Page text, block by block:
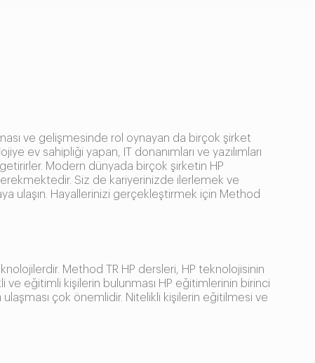
ve gelişmesinde rol oynayan da birçok şirket
ev sahipliği yapan, IT donanımları ve yazılımları
Modern dünyada birçok şirketin HP
Siz de kariyerinizde ilerlemek ve
ulaşın. Hayallerinizi gerçekleştirmek için Method
Method TR HP dersleri, HP teknolojisinin
ve eğitimli kişilerin bulunması HP eğitimlerinin birinci
çok önemlidir. Nitelikli kişilerin eğitilmesi ve